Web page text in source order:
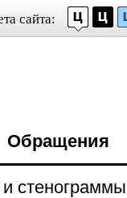
сайта:
Обращения
стенограммы